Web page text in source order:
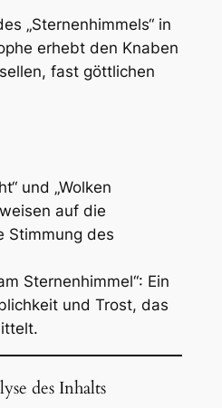
„Sternenhimmels“ in
erhebt den Knaben
fast göttlichen
und „Wolken
auf die
Stimmung des
Sternenhimmel“: Ein
und Trost, das
des Inhalts